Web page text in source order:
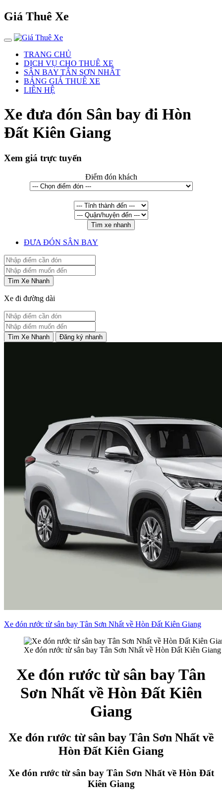
Giá Thuê Xe
TRANG CHỦ
DỊCH VỤ CHO THUÊ XE
SÂN BAY TÂN SƠN NHẤT
BẢNG GIÁ THUÊ XE
LIÊN HỆ
Xe đưa đón Sân bay đi Hòn
Đất Kiên Giang
Xem giá trực tuyến
Điểm đón khách
Tìm xe nhanh
ĐƯA ĐÓN SÂN BAY
Tìm Xe Nhanh
Xe đi đường dài
Tìm Xe Nhanh Đăng ký nhanh
Xe đón rước từ sân bay Tân Sơn Nhất về Hòn Đất Kiên Giang
Xe đón rước từ sân bay Tân Sơn Nhất về Hòn Đất Kiên Giang
Xe đón rước từ sân bay Tân
Sơn Nhất về Hòn Đất Kiên
Giang
Xe đón rước từ sân bay Tân Sơn Nhất về
Hòn Đất Kiên Giang
Xe đón rước từ sân bay Tân Sơn Nhất về Hòn Đất
Kiên Giang